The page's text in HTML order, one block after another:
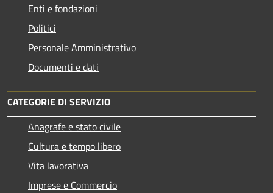
Enti e fondazioni
Politici
Personale Amministrativo
Documenti e dati
CATEGORIE DI SERVIZIO
Anagrafe e stato civile
Cultura e tempo libero
Vita lavorativa
Imprese e Commercio